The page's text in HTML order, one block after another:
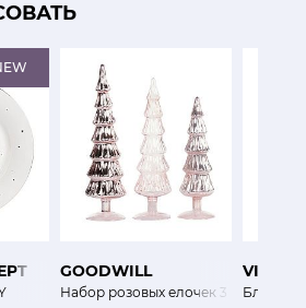
GOODWILL
Набор розовых елочек 3 шт
VISTA
Блюдо